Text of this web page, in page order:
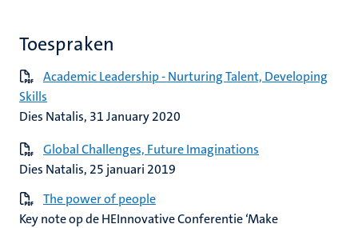
Toespraken
Academic Leadership - Nurturing Talent, Developing
Skills
Dies Natalis, 31 January 2020
Global Challenges, Future Imaginations
Dies Natalis, 25 januari 2019
The power of people
Key note op de HEInnovative Conferentie ‘Make